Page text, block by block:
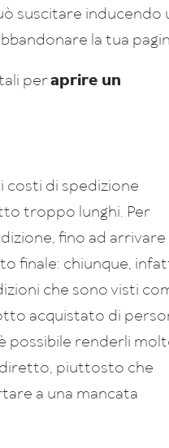
suscitare inducendo
la tua
peraprire un
costi di spedizione
troppo lunghi. Per
fino ad arrivare
finale: chiunque,
che sono visti
acquistato di
possibile renderli
diretto, piuttosto che
a una mancata